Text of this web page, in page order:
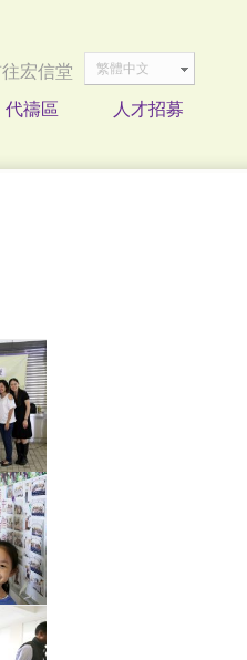
繁體中文
宏信堂
代禱區 人才招募